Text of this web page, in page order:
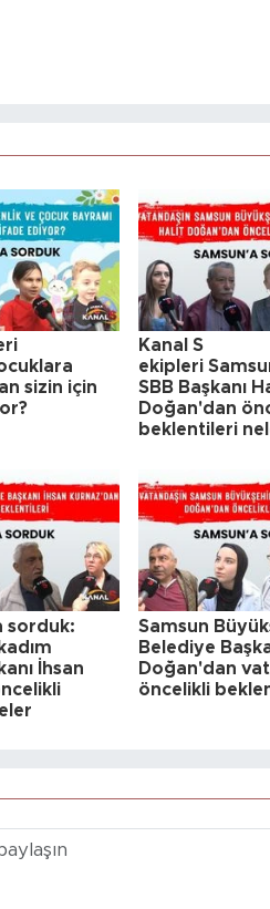
sizin için
Kanal S
ekipleri
SBB Başkanı
Doğan'dan
beklentileri
sorduk:
İhsan
Samsun
Belediye
Doğan'dan
öncelikli